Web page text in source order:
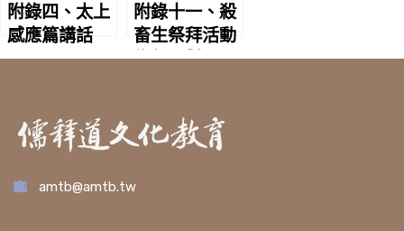
附錄四、太上
感應篇講話
附錄十一、殺
畜生祭拜活動
為何不對
amtb@amtb.tw